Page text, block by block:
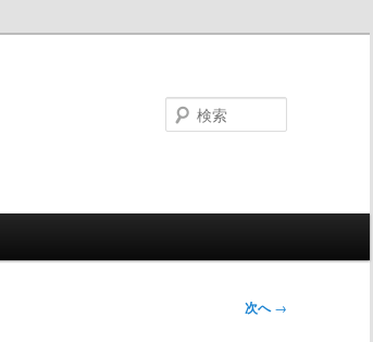
次へ→